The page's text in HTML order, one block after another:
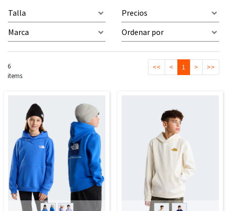
Talla
Precios
Marca
Ordenar por
6
items
<< < 1 > >>